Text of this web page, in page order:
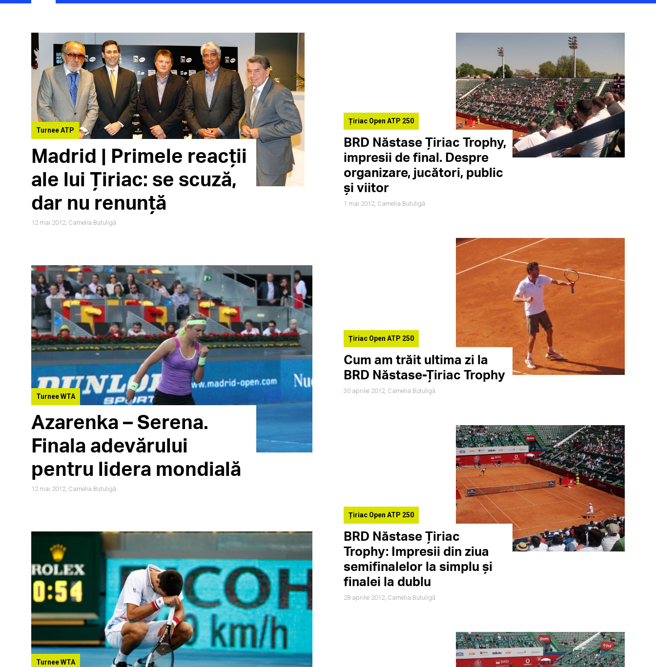
Turnee ATP
Madrid | Primele reacții
ale lui Țiriac: se scuză,
dar nu renunță
12 mai 2012, Camelia Butuligă
Turnee WTA
Azarenka – Serena.
Finala adevărului
pentru lidera mondială
12 mai 2012, Camelia Butuligă
Turnee WTA
Țiriac Open ATP 250
BRD Năstase Țiriac Trophy,
impresii de final. Despre
organizare, jucători, public
și viitor
1 mai 2012, Camelia Butuligă
Țiriac Open ATP 250
Cum am trăit ultima zi la
BRD Năstase-Ţiriac Trophy
30 aprilie 2012, Camelia Butuligă
Țiriac Open ATP 250
BRD Năstase Ţiriac
Trophy: Impresii din ziua
semifinalelor la simplu şi
finalei la dublu
28 aprilie 2012, Camelia Butuligă